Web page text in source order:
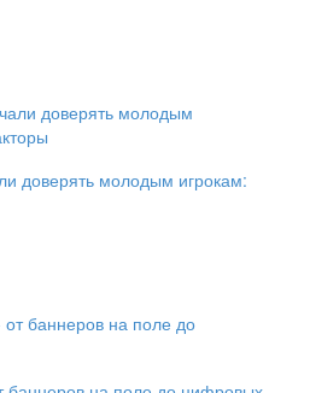
доверять молодым игрокам: